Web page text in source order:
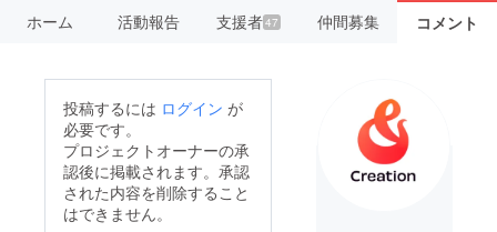
ホーム 活動報告 支援者47 仲間募集 コメント
投稿するには ログイン が
必要です。
プロジェクトオーナーの承
認後に掲載されます。承認
された内容を削除すること
はできません。